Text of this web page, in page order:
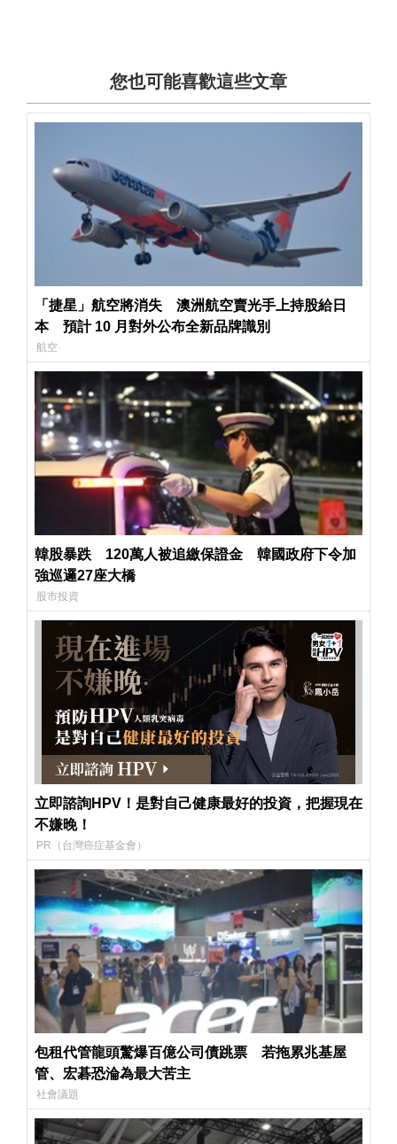
您也可能喜歡這些文章
「捷星」航空將消失 澳洲航空賣光手上持股給日
本 預計 10 月對外公布全新品牌識別
航空
韓股暴跌 120萬人被追繳保證金 韓國政府下令加
強巡邏27座大橋
股市投資
立即諮詢HPV！是對自己健康最好的投資，把握現在
不嫌晚！
PR（台灣癌症基金會）
包租代管龍頭驚爆百億公司債跳票 若拖累兆基屋
管、宏碁恐淪為最大苦主
社會議題